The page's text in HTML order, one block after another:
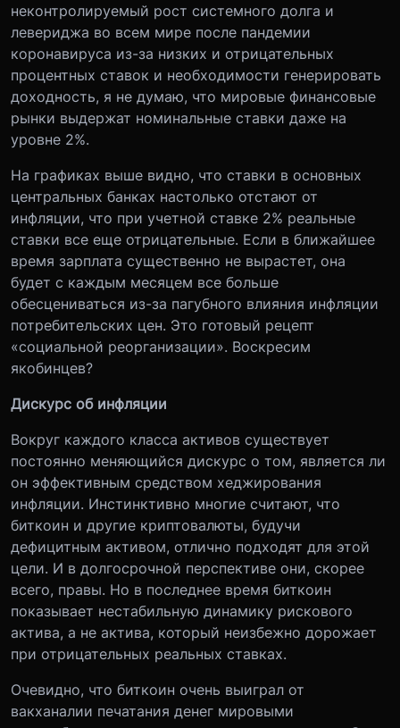
неконтролируемый рост системного долга и
левериджа во всем мире после пандемии
коронавируса из-за низких и отрицательных
процентных ставок и необходимости генерировать
доходность, я не думаю, что мировые финансовые
рынки выдержат номинальные ставки даже на
уровне 2%.
На графиках выше видно, что ставки в основных
центральных банках настолько отстают от
инфляции, что при учетной ставке 2% реальные
ставки все еще отрицательные. Если в ближайшее
время зарплата существенно не вырастет, она
будет с каждым месяцем все больше
обесцениваться из-за пагубного влияния инфляции
потребительских цен. Это готовый рецепт
«социальной реорганизации». Воскресим
якобинцев?
Дискурс об инфляции
Вокруг каждого класса активов существует
постоянно меняющийся дискурс о том, является ли
он эффективным средством хеджирования
инфляции. Инстинктивно многие считают, что
биткоин и другие криптовалюты, будучи
дефицитным активом, отлично подходят для этой
цели. И в долгосрочной перспективе они, скорее
всего, правы. Но в последнее время биткоин
показывает нестабильную динамику рискового
актива, а не актива, который неизбежно дорожает
при отрицательных реальных ставках.
Очевидно, что биткоин очень выиграл от
вакханалии печатания денег мировыми